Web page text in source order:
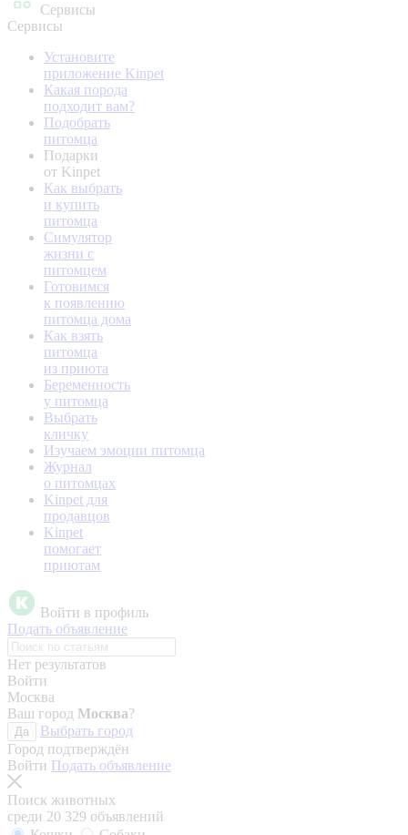
Сервисы
Сервисы
Установите
приложение Kinpet
Какая порода
подходит вам?
Подобрать
питомца
Подарки
от Kinpet
Как выбрать
и купить
питомца
Симулятор
жизни с
питомцем
Готовимся
к появлению
питомца дома
Как взять
питомца
из приюта
Беременность
у питомца
Выбрать
кличку
Изучаем эмоции питомца
Журнал
о питомцах
Kinpet для
продавцов
Kinpet
помогает
приютам
Войти в профиль
Подать объявление
Нет результатов
Войти
Москва
Ваш город Москва?
Да
Выбрать город
Город подтверждён
Войти Подать объявление
Поиск животных
среди 20 329 объявлений